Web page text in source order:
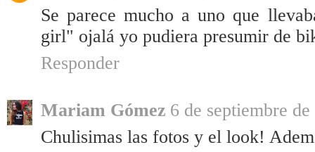
Se parece mucho a uno que
girl" ojalá yo pudiera presumir de
Responder
Mariam Gómez 6 de septiembre
Chulisimas las fotos y el look!